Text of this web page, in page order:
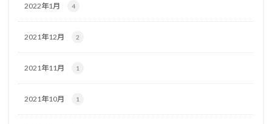
2022年1月 4
2021年12月 2
2021年11月 1
2021年10月 1